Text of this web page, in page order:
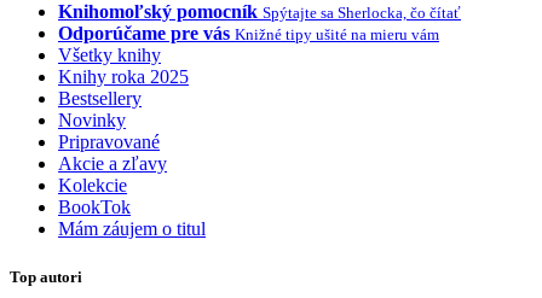
Knihomoľský pomocník Spýtajte sa Sherlocka, čo čítať
Odporúčame pre vás Knižné tipy ušité na mieru vám
Všetky knihy
Knihy roka 2025
Bestsellery
Novinky
Pripravované
Akcie a zľavy
Kolekcie
BookTok
Mám záujem o titul
Top autori